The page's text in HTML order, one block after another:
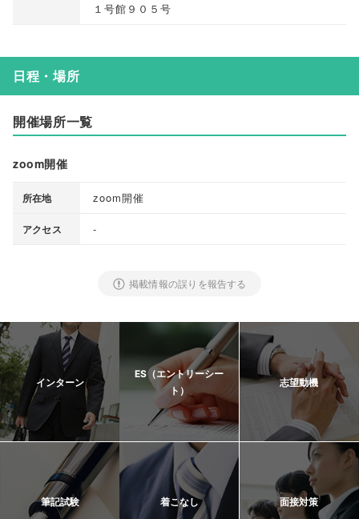
１号館９０５号
日程・場所
開催場所一覧
zoom開催
所在地 zoom開催
アクセス -
掲載情報の誤りを報告する
インターン
ES（エントリーシー
ト）
志望動機
筆記試験 着こなし 面接対策